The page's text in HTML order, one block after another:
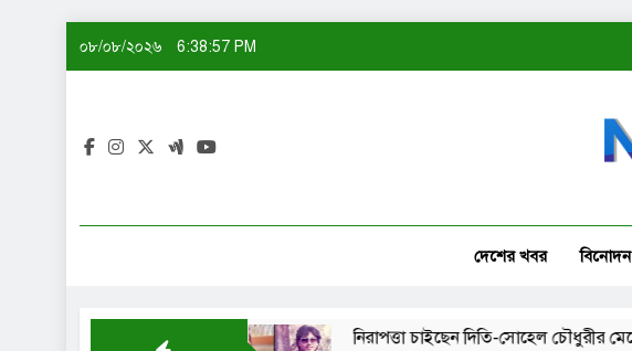
০৮/০৮/২০২৬ 6:38:57 PM
দেশের খবর বিনোদন
নিরাপত্তা চাইছেন দিতি-সোহেল চৌধুরীর মেয়ে লামিয়া